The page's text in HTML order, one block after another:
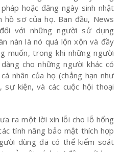
hoặc đăng ngày sinh nhật
sơ của họ. Ban đầu, News
với những người sử dụng
nàn là nó quá lộn xộn và đầy
muốn, trong khi những người
cho những người khác có
nhân của họ (chẳng hạn như
kiện, và các cuộc hội thoại
ra một lời xin lỗi cho lỗ hổng
tính năng bảo mật thích hợp
dùng đã có thể kiểm soát